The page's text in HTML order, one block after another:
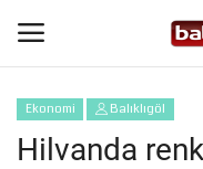
Giriş Yap
Ekonomi Balıklıgöl
Hilvanda